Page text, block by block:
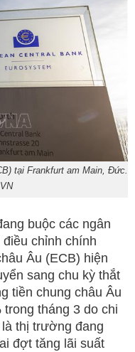
tại Frankfurt am Main, Đức.
buộc các ngân
chỉnh chính
Âu (ECB) hiện
sang chu kỳ thắt
tiền chung châu Âu
tháng 3 do chi
thị trường đang
đợt tăng lãi suất